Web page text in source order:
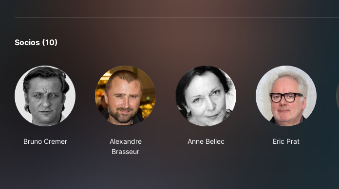
Socios (10)
Bruno Cremer
Alexandre
Brasseur
Anne Bellec Eric Prat